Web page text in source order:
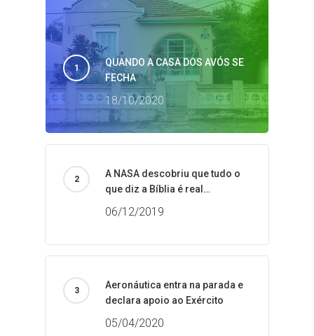
QUANDO A CASA DOS AVÓS SE
FECHA
18/10/2020
A NASA descobriu que tudo o
que diz a Bíblia é real…
06/12/2019
Aeronáutica entra na parada e
declara apoio ao Exército
05/04/2020